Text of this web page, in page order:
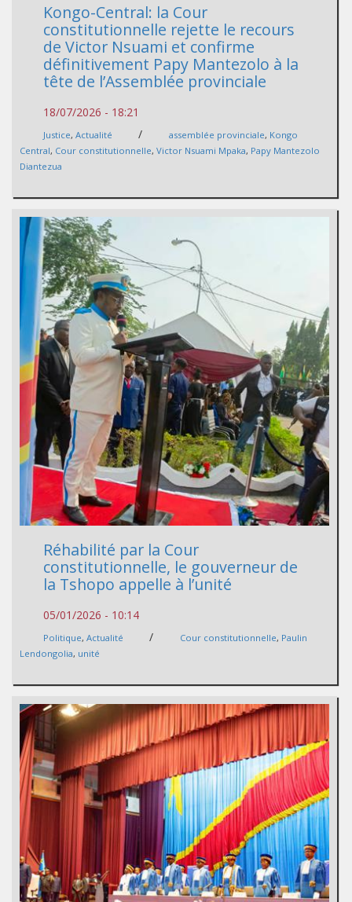
Kongo-Central: la Cour
constitutionnelle rejette le recours
de Victor Nsuami et confirme
définitivement Papy Mantezolo à la
tête de l’Assemblée provinciale
18/07/2026 - 18:21
Justice, Actualité / assemblée provinciale, Kongo
Central, Cour constitutionnelle, Victor Nsuami Mpaka, Papy Mantezolo
Diantezua
Réhabilité par la Cour
constitutionnelle, le gouverneur de
la Tshopo appelle à l’unité
05/01/2026 - 10:14
Politique, Actualité / Cour constitutionnelle, Paulin
Lendongolia, unité